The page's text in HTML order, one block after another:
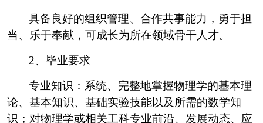
具备良好的组织管理、合作共事能力，勇于担
当、乐于奉献，可成长为所在领域骨干人才。
2、毕业要求
专业知识：系统、完整地掌握物理学的基本理
论、基本知识、基础实验技能以及所需的数学知
识；对物理学或相关工科专业前沿、发展动态、应